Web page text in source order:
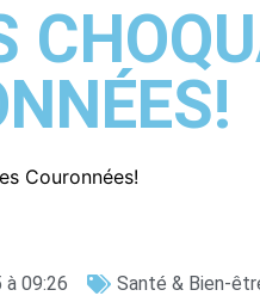
Couronnées!
09:26 Santé & Bien-